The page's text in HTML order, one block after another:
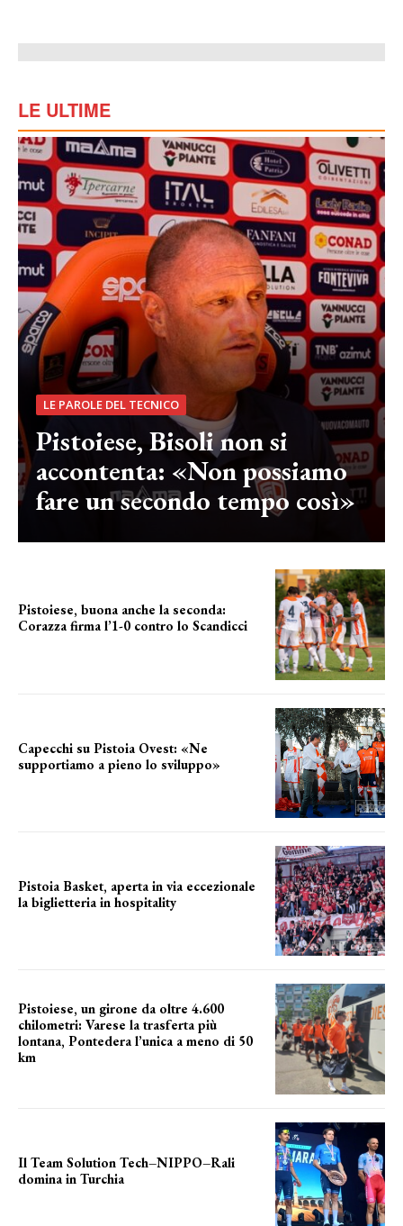
LE ULTIME
LE PAROLE DEL TECNICO
Pistoiese, Bisoli non si
accontenta: «Non possiamo
fare un secondo tempo così»
Pistoiese, buona anche la seconda:
Corazza firma l’1-0 contro lo Scandicci
Capecchi su Pistoia Ovest: «Ne
supportiamo a pieno lo sviluppo»
Pistoia Basket, aperta in via eccezionale
la biglietteria in hospitality
Pistoiese, un girone da oltre 4.600
chilometri: Varese la trasferta più
lontana, Pontedera l’unica a meno di 50
km
Il Team Solution Tech–NIPPO–Rali
domina in Turchia